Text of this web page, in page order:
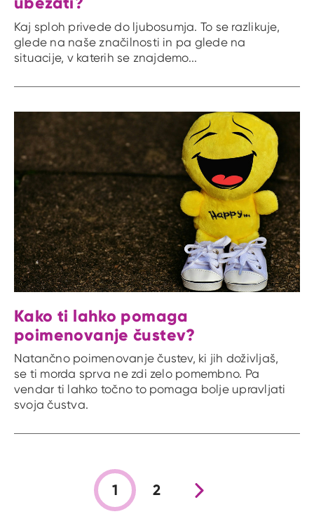
Kaj sploh privede do ljubosumja. To se razlikuje,
glede na naše značilnosti in pa glede na
situacije, v katerih se znajdemo...
Kako ti lahko pomaga
poimenovanje čustev?
Natančno poimenovanje čustev, ki jih doživljaš,
se ti morda sprva ne zdi zelo pomembno. Pa
vendar ti lahko točno to pomaga bolje upravljati
svoja čustva.
1 2 Nova stran